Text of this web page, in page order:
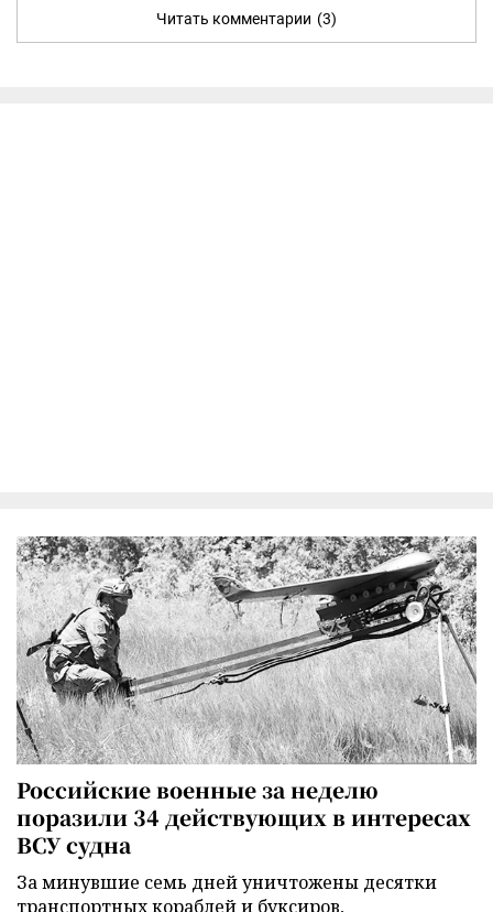
Читать комментарии (3)
Российские военные за неделю
поразили 34 действующих в интересах
ВСУ судна
За минувшие семь дней уничтожены десятки
транспортных кораблей и буксиров,